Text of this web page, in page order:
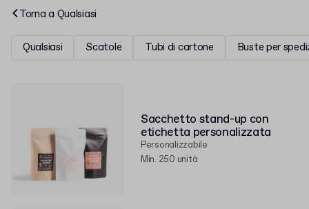
progetta tutto online a partire da piccole quantità.
Torna a Qualsiasi
Qualsiasi Scatole Tubi di cartone Buste per
Sacchetto stand-up con
etichetta personalizzata
Personalizzabile
Min. 250 unità